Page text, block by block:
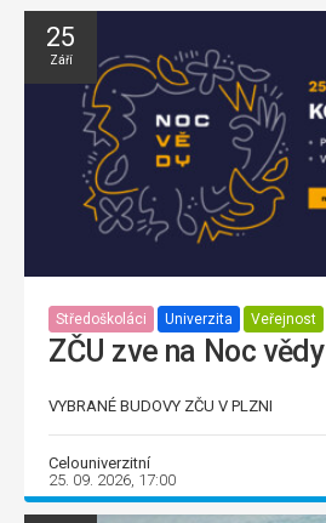
25
Září
Středoškoláci Univerzita Veřejnost
ZČU zve na Noc vědy
VYBRANÉ BUDOVY ZČU V PLZNI
Celouniverzitní
25. 09. 2026, 17:00